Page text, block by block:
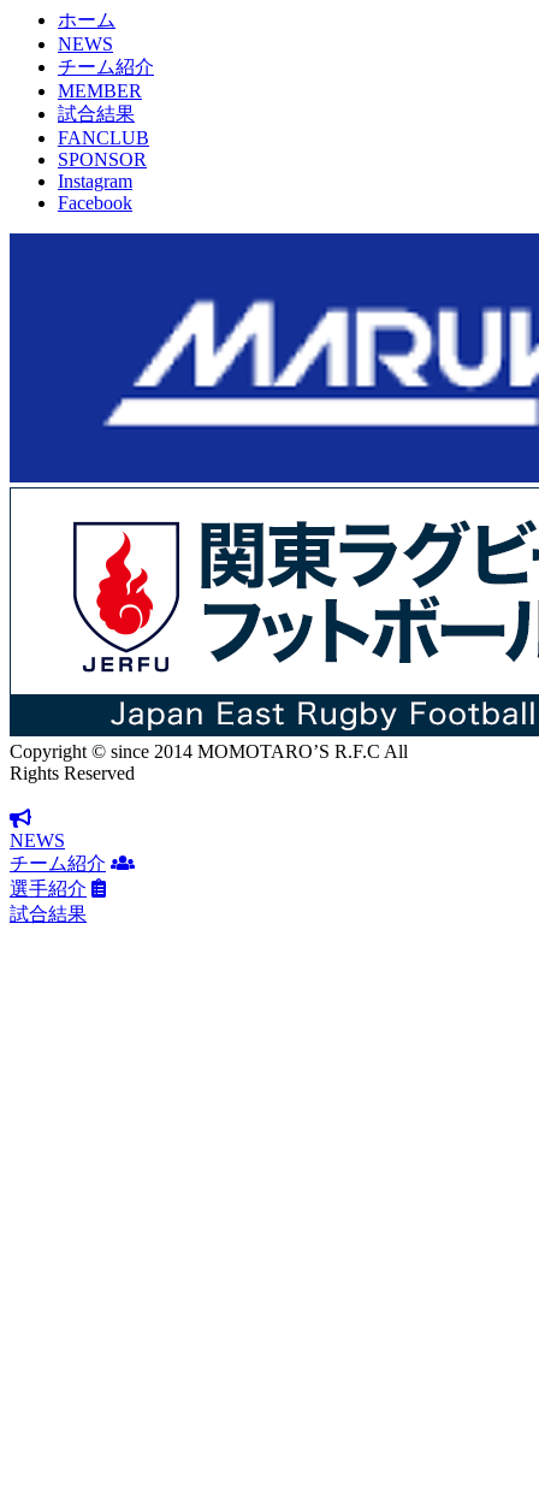
ホーム
NEWS
チーム紹介
MEMBER
試合結果
FANCLUB
SPONSOR
Instagram
Facebook
Copyright © since 2014 MOMOTARO’S R.F.C All
Rights Reserved
NEWS
チーム紹介
選手紹介
試合結果